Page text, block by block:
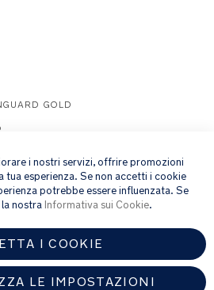
GOLD
a ricevere via e-mail la nostra
prodotti e offerte che potrebbero
i nostri servizi, offrire promozioni
tua esperienza. Se non accetti i cookie
potrebbe essere influenzata. Se
nostra Informativa sui Cookie.
I COOKIE
LE IMPOSTAZIONI